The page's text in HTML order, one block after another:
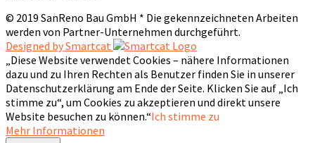
© 2019 SanReno Bau GmbH * Die gekennzeichneten Arbeiten
werden von Partner-Unternehmen durchgeführt.
Designed by Smartcat
„Diese Website verwendet Cookies – nähere Informationen
dazu und zu Ihren Rechten als Benutzer finden Sie in unserer
Datenschutzerklärung am Ende der Seite. Klicken Sie auf „Ich
stimme zu“, um Cookies zu akzeptieren und direkt unsere
Website besuchen zu können.“Ich stimme zu
Mehr Informationen